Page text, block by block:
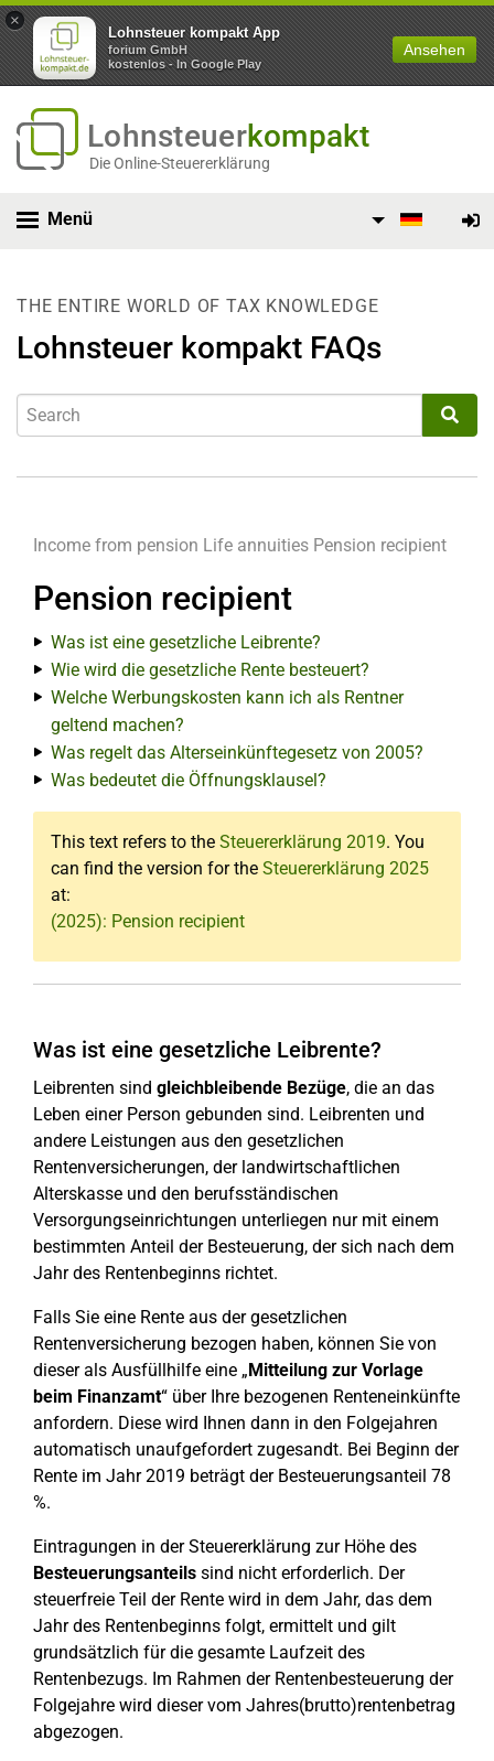
×
Lohnsteuer kompakt App
forium GmbH
kostenlos - In Google Play
Ansehen
Lohnsteuerkompakt
Die Online-Steuererklärung
Menü
THE ENTIRE WORLD OF TAX KNOWLEDGE
Lohnsteuer kompakt FAQs
Income from pension Life annuities Pension recipient
Pension recipient
Was ist eine gesetzliche Leibrente?
Wie wird die gesetzliche Rente besteuert?
Welche Werbungskosten kann ich als Rentner
geltend machen?
Was regelt das Alterseinkünftegesetz von 2005?
Was bedeutet die Öffnungsklausel?
This text refers to the Steuererklärung 2019. You
can find the version for the Steuererklärung 2025
at:
(2025): Pension recipient
Was ist eine gesetzliche Leibrente?
Leibrenten sind gleichbleibende Bezüge, die an das
Leben einer Person gebunden sind. Leibrenten und
andere Leistungen aus den gesetzlichen
Rentenversicherungen, der landwirtschaftlichen
Alterskasse und den berufsständischen
Versorgungseinrichtungen unterliegen nur mit einem
bestimmten Anteil der Besteuerung, der sich nach dem
Jahr des Rentenbeginns richtet.
Falls Sie eine Rente aus der gesetzlichen
Rentenversicherung bezogen haben, können Sie von
dieser als Ausfüllhilfe eine „Mitteilung zur Vorlage
beim Finanzamt“ über Ihre bezogenen Renteneinkünfte
anfordern. Diese wird Ihnen dann in den Folgejahren
automatisch unaufgefordert zugesandt. Bei Beginn der
Rente im Jahr 2019 beträgt der Besteuerungsanteil 78
%.
Eintragungen in der Steuererklärung zur Höhe des
Besteuerungsanteils sind nicht erforderlich. Der
steuerfreie Teil der Rente wird in dem Jahr, das dem
Jahr des Rentenbeginns folgt, ermittelt und gilt
grundsätzlich für die gesamte Laufzeit des
Rentenbezugs. Im Rahmen der Rentenbesteuerung der
Folgejahre wird dieser vom Jahres(brutto)rentenbetrag
abgezogen.